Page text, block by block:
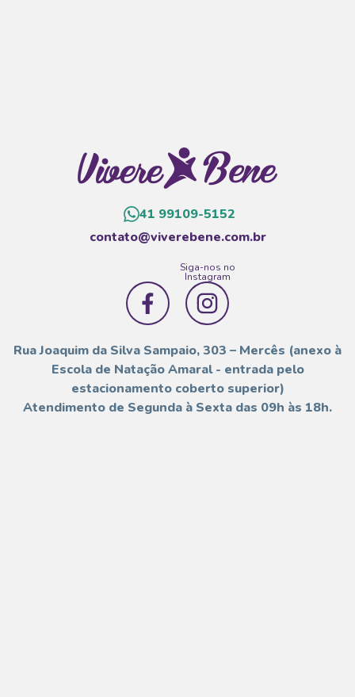
41 99109-5152
contato@viverebene.com.br
Siga-nos no
Instagram
Rua Joaquim da Silva Sampaio, 303 – Mercês (anexo à
Escola de Natação Amaral - entrada pelo
estacionamento coberto superior)
Atendimento de Segunda à Sexta das 09h às 18h.